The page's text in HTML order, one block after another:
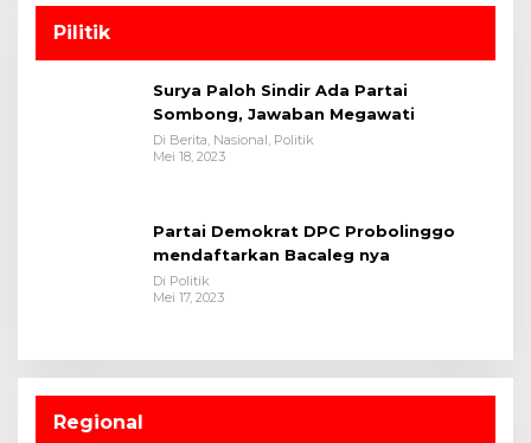
Pilitik
Surya Paloh Sindir Ada Partai
Sombong, Jawaban Megawati
Di Berita, Nasional, Politik
Mei 18, 2023
Partai Demokrat DPC Probolinggo
mendaftarkan Bacaleg nya
Di Politik
Mei 17, 2023
Regional